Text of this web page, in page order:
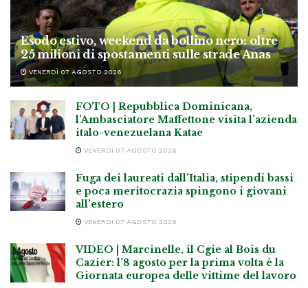
Esodo estivo, weekend da bollino nero: oltre
25 milioni di spostamenti sulle strade Anas
VENERDÌ 07 AGOSTO 2026
FOTO | Repubblica Dominicana,
l’Ambasciatore Maffettone visita l’azienda
italo-venezuelana Katae
VENERDÌ 07 AGOSTO 2026
Fuga dei laureati dall’Italia, stipendi bassi
e poca meritocrazia spingono i giovani
all’estero
VENERDÌ 07 AGOSTO 2026
VIDEO | Marcinelle, il Cgie al Bois du
Cazier: l’8 agosto per la prima volta è la
Giornata europea delle vittime del lavoro